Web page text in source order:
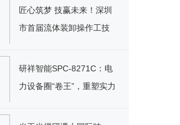
匠心筑梦 技赢未来！深圳
市首届流体装卸操作工技
研祥智能SPC-8271C：电
力设备圈“卷王”，重塑实力